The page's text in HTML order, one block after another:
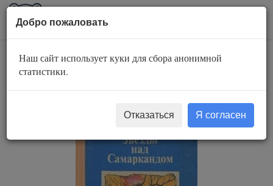
AuBook.org
Молниеносный
Баязет
Добро пожаловать
Наш сайт использует куки для сбора анонимной
статистики.
Отказаться Я согласен